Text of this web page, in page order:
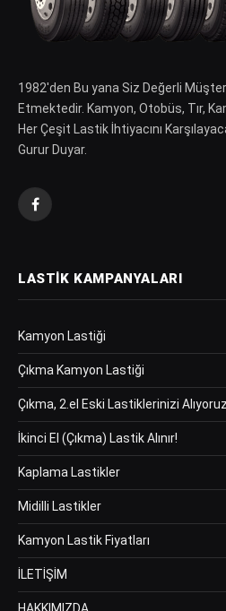
1982′den Bu yana Siz Değerli
Etmektedir. Kamyon, Otobüs, Tır,
Her Çeşit Lastik İhtiyacını
Gurur Duyar.
Facebook
LASTIK KAMPANYALARI
Kamyon Lastiği
Çıkma Kamyon Lastiği
Çıkma, 2.el Eski Lastiklerinizi
İkinci El (Çıkma) Lastik Alınır!
Kaplama Lastikler
Midilli Lastikler
Kamyon Lastik Fiyatları
İLETİŞİM
HAKKIMIZDA